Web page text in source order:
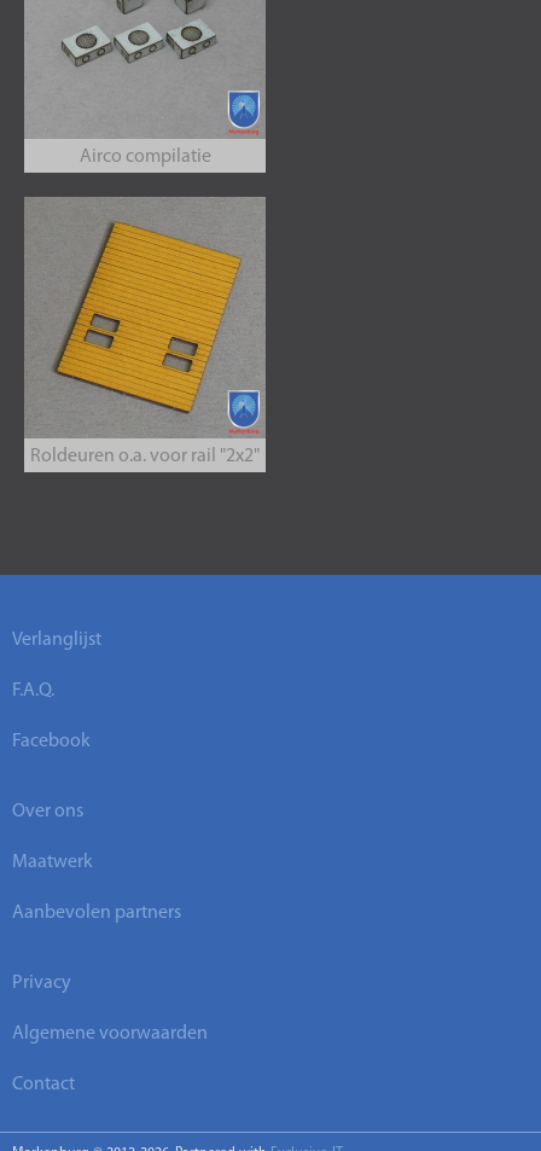
Airco compilatie
Roldeuren o.a. voor rail "2x2"
Verlanglijst
F.A.Q.
Facebook
Over ons
Maatwerk
Aanbevolen partners
Privacy
Algemene voorwaarden
Contact